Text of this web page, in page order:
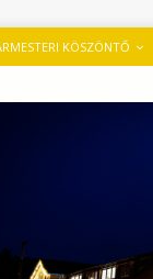
KÖSZÖNTŐ